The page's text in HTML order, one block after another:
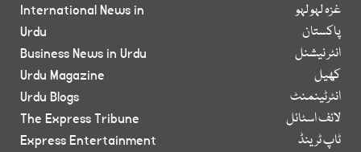
غزہ لہو لہو
پاکستان
انٹر نیشنل
کھیل
انٹرٹینمنٹ
لائف اسٹائل
ٹاپ ٹرینڈ
International News in
Urdu
Business News in Urdu
Urdu Magazine
Urdu Blogs
The Express Tribune
Express Entertainment